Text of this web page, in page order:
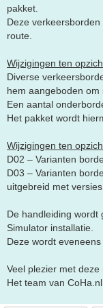
pakket.
Deze
route.
Wijzigingen ten
Diverse
hem aangeboden om
Een aantal
Het pakket wordt
Wijzigingen ten
D02 – Varianten
D03 – Varianten
uitgebreid met
De handleiding wordt
Simulator installatie.
Deze wordt
Veel plezier met deze
Het team van CoHa.nl